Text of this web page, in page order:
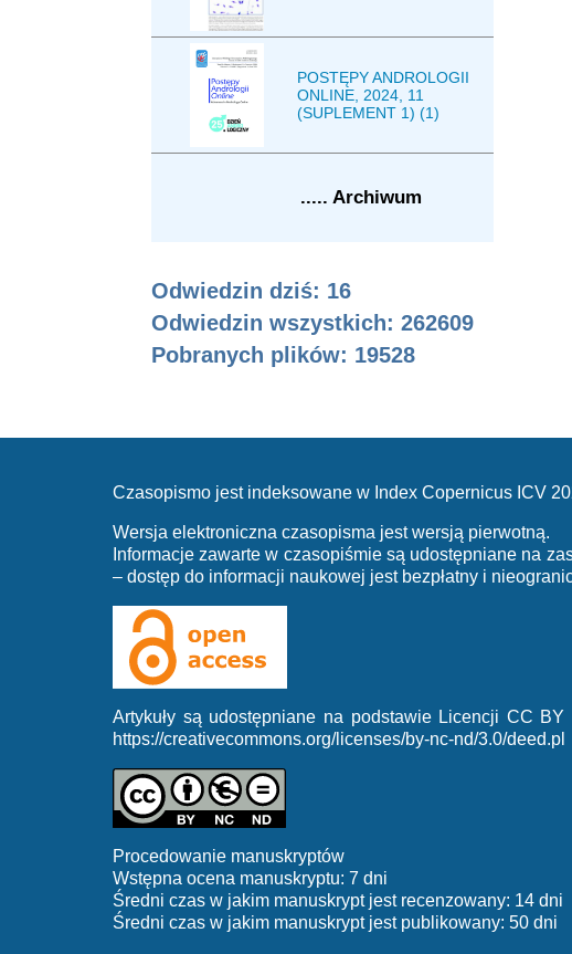
POSTĘPY ANDROLOGII
ONLINE, 2024, 11
(SUPLEMENT 1) (1)
..... Archiwum
Odwiedzin dziś: 16
Odwiedzin wszystkich: 262609
Pobranych plików: 19528
Czasopismo jest indeksowane w Index Copernicus ICV
Wersja elektroniczna czasopisma jest wersją pierwotną.
Informacje zawarte w czasopiśmie są udostępniane na
– dostęp do informacji naukowej jest bezpłatny i
Artykuły są udostępniane na podstawie Licencji CC
https://creativecommons.org/licenses/by-nc-nd/3.0/deed.pl
Procedowanie manuskryptów
Wstępna ocena manuskryptu: 7 dni
Średni czas w jakim manuskrypt jest recenzowany: 14 dni
Średni czas w jakim manuskrypt jest publikowany: 50 dni